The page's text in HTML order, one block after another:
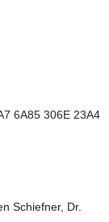
6A85 306E 23A4
Schiefner, Dr.